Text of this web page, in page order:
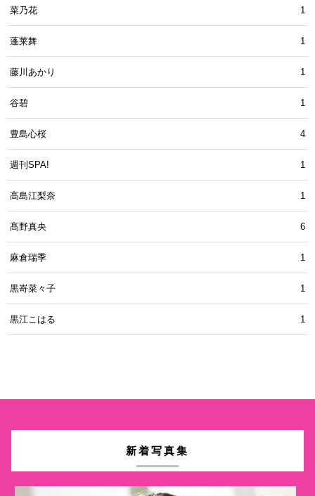
菜乃花 1
蓬莱舞 1
藤川あかり 1
谷碧 1
豊島心桜 4
週刊SPA! 1
高島江梨奈 1
髙野真央 6
麻倉瑞季 1
黒嵜菜々子 1
黒江こはる 1
新着写真集